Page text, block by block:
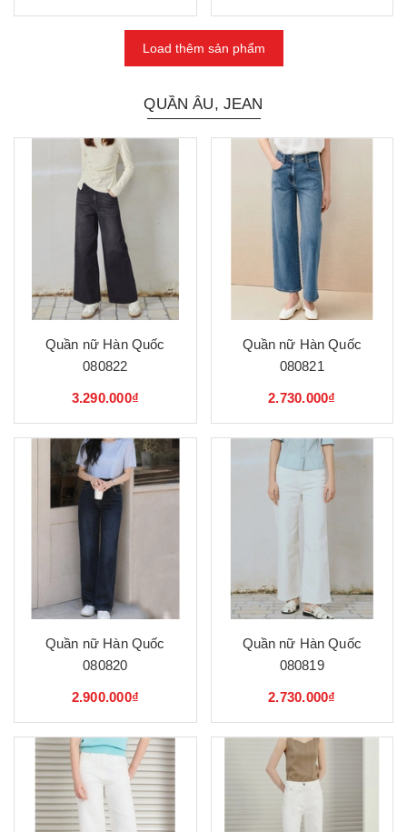
Load thêm sản phẩm
QUẦN ÂU, JEAN
Quần nữ Hàn Quốc
080822
3.290.000₫
Quần nữ Hàn Quốc
080821
2.730.000₫
Quần nữ Hàn Quốc
080820
2.900.000₫
Quần nữ Hàn Quốc
080819
2.730.000₫